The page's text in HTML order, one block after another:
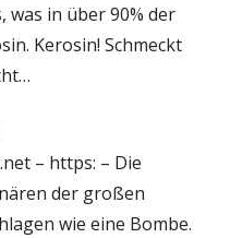
was in über 90% der
Kerosin! Schmeckt
– https: – Die
der großen
wie eine Bombe.